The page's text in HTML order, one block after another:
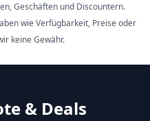
Geschäften und Discountern.
wie Verfügbarkeit, Preise oder
keine Gewähr.
& Deals